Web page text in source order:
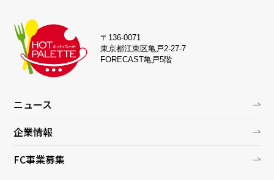
〒136-0071
東京都江東区亀戸2-27-7
FORECAST亀戸5階
ニュース
企業情報
FC事業募集